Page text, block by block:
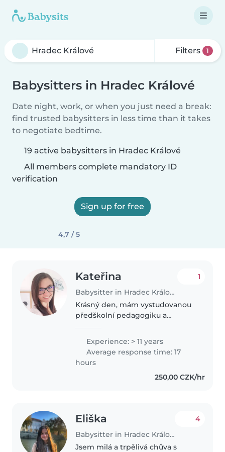
Filters 1
Babysitters in Hradec Králové
Date night, work, or when you just need a break:
find trusted babysitters in less time than it takes
to negotiate bedtime.
19 active babysitters in Hradec Králové
All members complete mandatory ID
verification
Sign up for free
4,7 / 5
Kateřina
Babysitter in Hradec Králové
1
Krásný den, mám vystudovanou
předškolní pedagogiku a
dětí i z hlídání v rodinách (od
miminek po školáky). Miluji trávit
čas s dětmi, je to pro mě
naplňující..
Experience: > 11 years
Average response time: 17
hours
250,00 CZK/hr
Eliška
Babysitter in Hradec Králové
4
Jsem milá a trpělivá chůva s